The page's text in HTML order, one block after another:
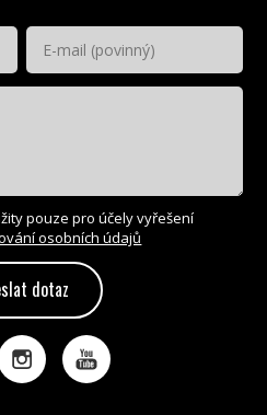
pouze pro účely vyřešení
osobních údajů
dotaz